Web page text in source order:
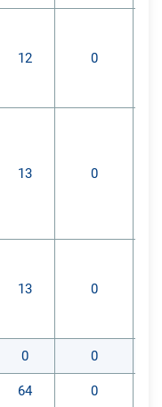
12 0
13 0
13 0
0 0
64 0